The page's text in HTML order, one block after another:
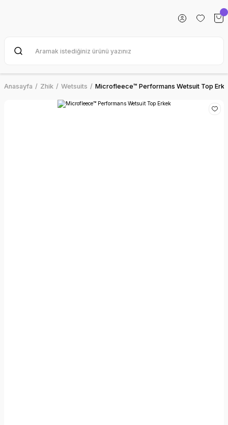
Anasayfa Zhik Wetsuits Microfleece™ Performans Wetsuit Top